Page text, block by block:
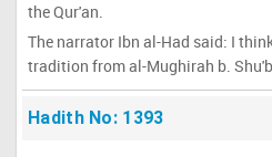
the Qur'an.
The narrator Ibn al-Had said: I
tradition from al-Mughirah b.
Hadith No: 1393